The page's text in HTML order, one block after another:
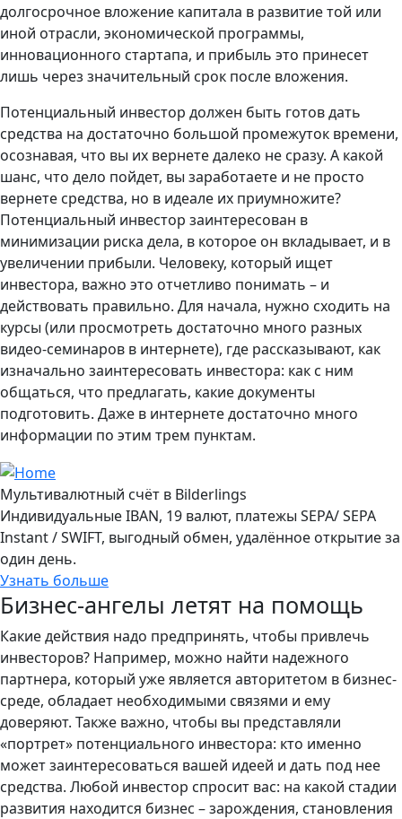
долгосрочное вложение капитала в развитие той или
иной отрасли, экономической программы,
инновационного стартапа, и прибыль это принесет
лишь через значительный срок после вложения.
Потенциальный инвестор должен быть готов дать
средства на достаточно большой промежуток времени,
осознавая, что вы их вернете далеко не сразу. А какой
шанс, что дело пойдет, вы заработаете и не просто
вернете средства, но в идеале их приумножите?
Потенциальный инвестор заинтересован в
минимизации риска дела, в которое он вкладывает, и в
увеличении прибыли. Человеку, который ищет
инвестора, важно это отчетливо понимать – и
действовать правильно. Для начала, нужно сходить на
курсы (или просмотреть достаточно много разных
видео-семинаров в интернете), где рассказывают, как
изначально заинтересовать инвестора: как с ним
общаться, что предлагать, какие документы
подготовить. Даже в интернете достаточно много
информации по этим трем пунктам.
Мультивалютный счёт в Bilderlings
Индивидуальные IBAN, 19 валют, платежы SEPA/ SEPA
Instant / SWIFT, выгодный обмен, удалённое открытие за
один день.
Узнать больше
Бизнес-ангелы летят на помощь
Какие действия надо предпринять, чтобы привлечь
инвесторов? Например, можно найти надежного
партнера, который уже является авторитетом в бизнес-
среде, обладает необходимыми связями и ему
доверяют. Также важно, чтобы вы представляли
«портрет» потенциального инвестора: кто именно
может заинтересоваться вашей идеей и дать под нее
средства. Любой инвестор спросит вас: на какой стадии
развития находится бизнес – зарождения, становления